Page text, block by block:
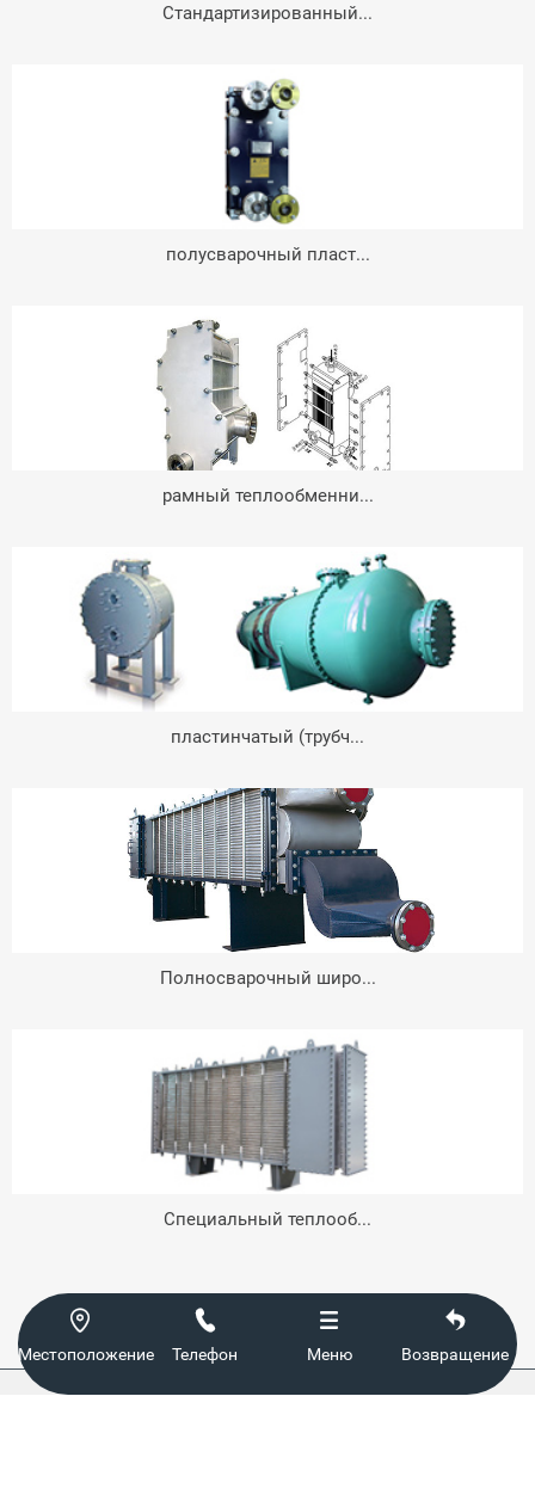
Стандартизированный...
полусварочный пласт...
рамный теплообменни...
пластинчатый (трубч...
Полносварочный широ...
Специальный теплооб...

Местоположение

Телефон

Меню

Возвращение